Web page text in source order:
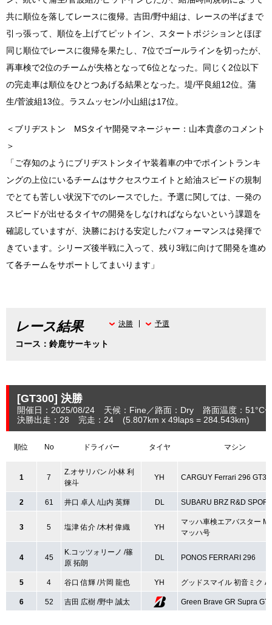
共に順位を落してレースに復帰。吉田/野中組は、レースの半ばまで
引っ張って、順位を上げてピットイン、スタートポジションとほぼ
同じ順位でレースに復帰を果たし、7位でゴールラインを切ったが、
再車検で2位のチームが失格となって6位となった。同じく2位以下
の完走車は順位をひとつあげる結果となった。堤/平良組12位。蒲
生/菅波組13位。ラスムッセン/小山組は17位。
＜ブリヂストン MSタイヤ開発マネージャー：山本貴彦のコメント
＞
「ご存知のようにブリヂストンタイヤ装着車の中でポイントランキ
ングの上位にいるチームはサクセスウエイトと給油スピードの規制
でとても苦しい状況下でのレースでした。予選に関しては、一発の
スピードが出せるタイヤの開発をしなければならないという課題を
確認していますが、決勝における安定したパフォーマンスは発揮で
きています。シリーズ後半戦に入って、残り3戦に向けて開発を進め
て各チームをサポートしてまいります」
レース結果
コース：鈴鹿サーキット
決勝 予選
[GT300] 決勝
開催日：2025/08/24 天候：Fine 路面：Dry
路面温度：51°C
決勝出走：28
完走：24 (5.807km x 49laps = 284.543km)
順位 No ドライバー タイヤ マシン
1 7
Z.オサリバン /小林 利
徠斗
YH CARGUY Ferrari 296 GT3
2 61 井口 卓人 /山内 英輝 DL SUBARU BRZ R&D SPORT
3 5 塩津 佑介 /木村 偉織 YH
マッハ車検エアバスター
マッハ号
4 45
K.コッツォリーノ /篠
原 拓朗
DL PONOS FERRARI 296
5 4 谷口 信輝 /片岡 龍也 YH グッドスマイル 初音ミク
6 52 吉田 広樹 /野中 誠太 Green Brave GR Supra GT